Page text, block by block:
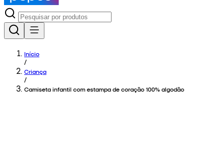
Início
/
Criança
/
Camiseta infantil com estampa de coração 100% algodão